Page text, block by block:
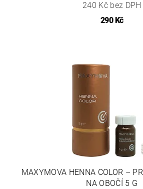
240 Kč bez DPH
290 Kč
MAXYMOVA HENNA COLOR –
NA OBOČÍ 5 G